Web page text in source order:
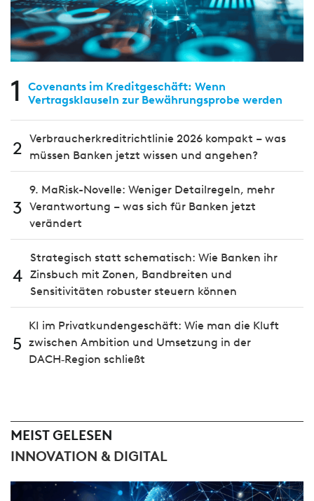
1
Covenants im Kreditgeschäft: Wenn
Vertragsklauseln zur Bewährungsprobe werden
2 Verbraucherkreditrichtlinie 2026 kompakt – was
müssen Banken jetzt wissen und angehen?
3
9. MaRisk-Novelle: Weniger Detailregeln, mehr
Verantwortung – was sich für Banken jetzt
verändert
4
Strategisch statt schematisch: Wie Banken ihr
Zinsbuch mit Zonen, Bandbreiten und
Sensitivitäten robuster steuern können
5
KI im Privatkundengeschäft: Wie man die Kluft
zwischen Ambition und Umsetzung in der
DACH‑Region schließt
MEIST GELESEN
INNOVATION & DIGITAL